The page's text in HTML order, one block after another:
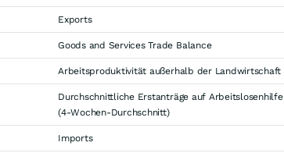
Exports
Goods and Services Trade Balance
Arbeitsproduktivität außerhalb der Landwirtschaft
Durchschnittliche Erstanträge auf Arbeitslosenhilfe
(4-Wochen-Durchschnitt)
Imports